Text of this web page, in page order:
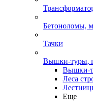
Бетоноломы,
Тачки
Вышки-туры,
Вышки-
Леса
Еще